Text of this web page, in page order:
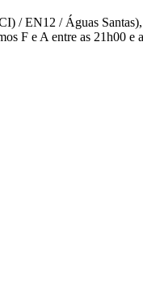
/ EN12 / Águas
F e A entre as 21h00 e